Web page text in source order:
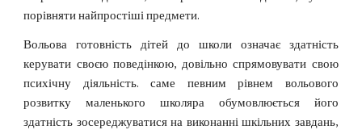
порівняти найпростіші предмети.
Вольова готовність дітей до школи означає здатність
керувати своєю поведінкою, довільно спрямовувати свою
психічну діяльність. саме певним рівнем вольового
розвитку маленького школяра обумовлюється його
здатність зосереджуватися на виконанні шкільних завдань,